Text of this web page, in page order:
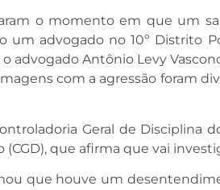
o momento em que um
advogado no 10º Distrito
o advogado Antônio Levy
com a agressão foram
Geral de Disciplina
que afirma que vai
que houve um